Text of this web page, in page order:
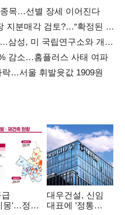
목…선별 장세 이어진다
지분매각 검토?…“확정된 바
삼성, 미 국립연구소와 개발
감소…홈플러스 사태 여파
…서울 휘발윳값 1909원
몽'…정부
대우건설, 신임
대표에 '정통